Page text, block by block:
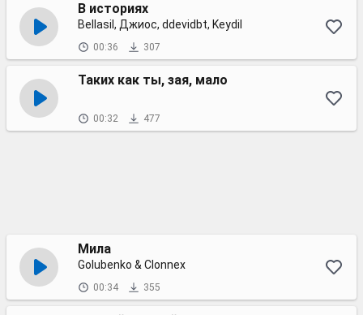
В историях
Bellasil, Джиос, ddevidbt, Keydil
00:36 307
Таких как ты, зая, мало
00:32 477
Мила
Golubenko & Clonnex
00:34 355